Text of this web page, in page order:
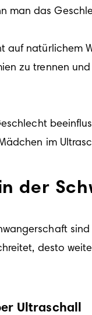
man das
auf natürlichem
zu trennen
im
der
desto
Ultraschall